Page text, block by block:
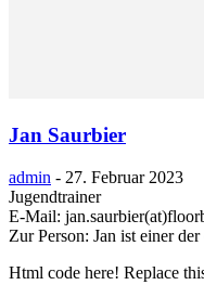
Jan Saurbier
admin - 27. Februar 2023
Jugendtrainer
E-Mail:
Zur Person: Jan ist einer
Html code here! Replace